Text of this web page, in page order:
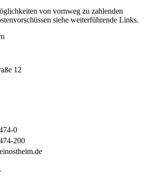
von vornweg zu zahlenden
siehe weiterführende Links.
12
0
200